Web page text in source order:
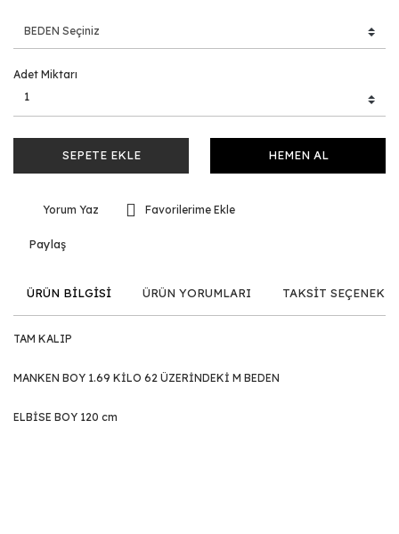
Adet Miktarı
SEPETE EKLE HEMEN AL
Yorum Yaz
Paylaş
ÜRÜN BİLGİSİ ÜRÜN YORUMLARI TAKSİT
TAM KALIP
MANKEN BOY 1.69 KİLO 62 ÜZERİNDEKİ M BEDEN
ELBİSE BOY 120 cm